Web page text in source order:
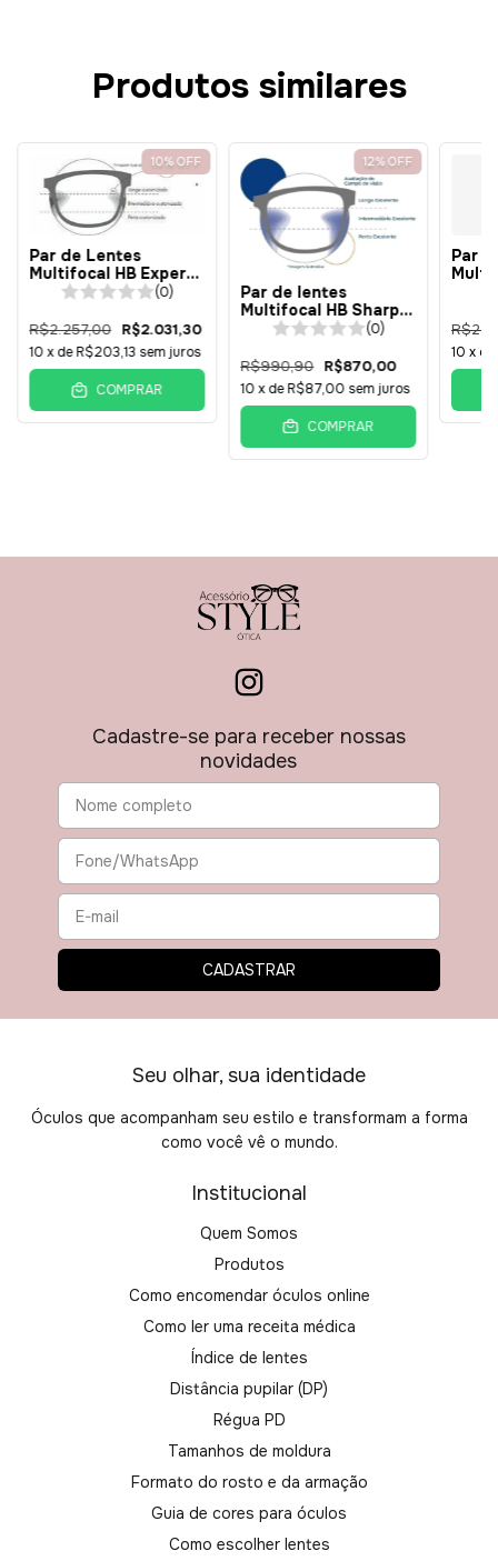
Produtos similares
10%OFF
Par de Lentes
Multifocal HB Expert
Blue Light UV com
Policarbonato 1.59 -
PERSONALIZADA
(0)
R$2.257,00 R$2.031,30
10x deR$203,13 sem juros
COMPRAR
12%OFF
Par de lentes
Multifocal HB Sharp
com Coloração -
AVANÇADA
(0)
R$990,90 R$870,00
10 x deR$87,00 sem juros
COMPRAR
Par
10 x de
Cadastre-se para receber nossas
novidades
Seu olhar, sua identidade
Óculos que acompanham seu estilo e transformam a forma
como você vê o mundo.
Institucional
Quem Somos
Produtos
Como encomendar óculos online
Como ler uma receita médica
Índice de lentes
Distância pupilar (DP)
Régua PD
Tamanhos de moldura
Formato do rosto e da armação
Guia de cores para óculos
Como escolher lentes